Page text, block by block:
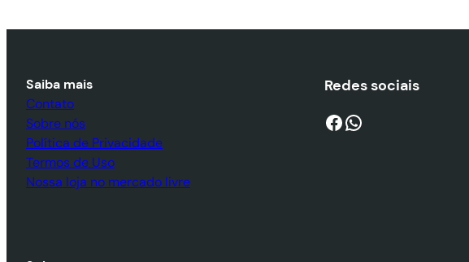
Saiba mais
Contato
Sobre nós
Política de Privacidade
Termos de Uso
Nossa loja no mercado livre
Redes sociais
Facebook WhatsApp